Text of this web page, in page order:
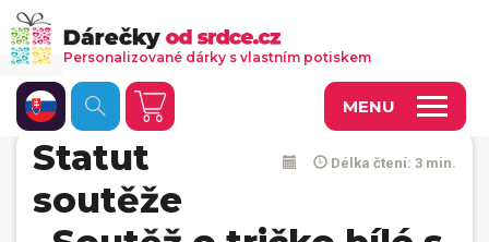
MENU
Fotoobrazy a dekorace
Kalendáře s vlastními fotkami
Personalizované dárky s vlastním potiskem
Délka čtení: 3 min.
Statut
soutěže